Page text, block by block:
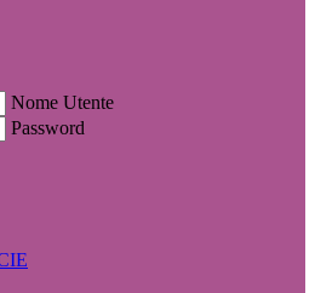
Nome Utente
Password